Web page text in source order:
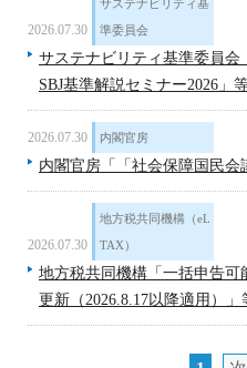
2026.07.30
サステナビリティ基
準委員会
サステナビリティ基準委員会
SBJ基準解説セミナー2026」
2026.07.30 内閣官房
内閣官房「「社会保障国民
2026.07.30
地方税共同機構（eL
TAX）
地方税共同機構「一括申告
更新（2026.8.17以降適用）」